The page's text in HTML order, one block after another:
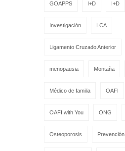
GOAPPS I+D I+D
Investigación LCA
Ligamento Cruzado Anterior
menopausia Montaña
Médico de familia OAFI
OAFI with You ONG
Osteoporosis Prevención